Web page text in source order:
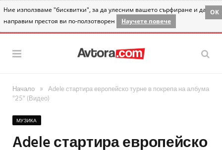
Ние използваме "бисквитки", за да улесним вашето сърфиране и да
направим престоя ви по-ползотворен
Научете повече
OK
Начало »
Adele стартира европейско турне в покрепа на албума
"25" (Видео)
МУЗИКА
Adele стартира европейско